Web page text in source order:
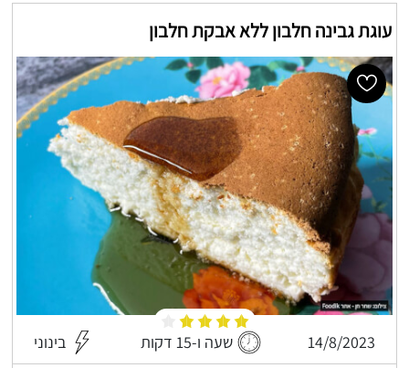
עוגת גבינה חלבון ללא אבקת חלבון
14/8/2023 שעה ו-15 דקות בינוני